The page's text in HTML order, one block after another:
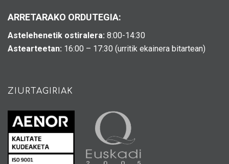
ARRETARAKO ORDUTEGIA:
Astelehenetik ostiralera: 8:00-14:30
Astearteetan: 16:00 – 17:30 (urritik ekainera bitartean)
ZIURTAGIRIAK